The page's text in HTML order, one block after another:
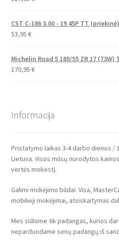
CST C-186 3.00 - 19 45P TT (priekinė)
53,95 €
Michelin Road 5 180/55 ZR 17 (73W)
170,95 €
Informacija
Pristatymo laikas 3-4 darbo dienos /
Lietuva. Visos mūsų nurodytos
vertės mokestį.
Galimi mokėjimo būdai: Visa,
mobilieji mokėjimai, atsiskaitymas
Mes siūlome tik padangas, kurios
neparduodame senų padangų iš